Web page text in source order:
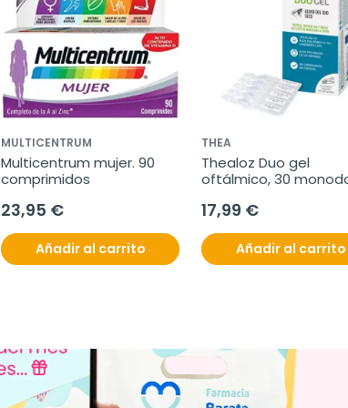
MULTICENTRUM
Multicentrum mujer. 90
comprimidos
23,95 €
Añadir al carrito
THEA
Thealoz Duo gel
oftálmico, 30
17,99 €
Añadir al carrito